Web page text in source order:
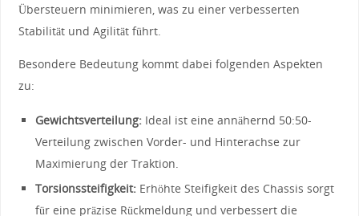
Übersteuern minimieren, was zu einer verbesserten
Stabilität und Agilität führt.
Besondere Bedeutung kommt dabei folgenden Aspekten
zu:
Gewichtsverteilung: Ideal ist eine annähernd 50:50-
Verteilung zwischen Vorder- und Hinterachse zur
Maximierung der Traktion.
Torsionssteifigkeit: Erhöhte Steifigkeit des Chassis sorgt
⁤für eine präzise Rückmeldung und verbessert die